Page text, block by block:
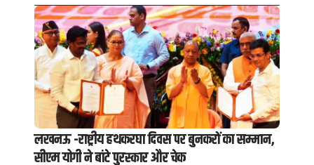
लखनऊ -राष्ट्रीय हथकरघा दिवस पर बुनकरों का सम्मान,
सीएम योगी ने बांटे पुरस्कार और चेक